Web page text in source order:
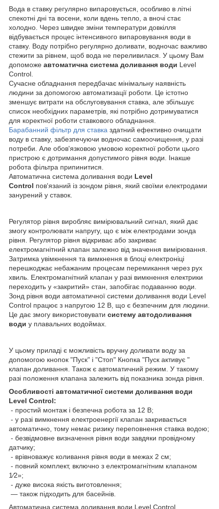
Вода в ставку регулярно випаровується, особливо в літні
спекотні дні та восени, коли вдень тепло, а вночі стає
холодно. Через швидке зміни температури довкілля
відбувається процес інтенсивного випаровування води в
ставку. Воду потрібно регулярно доливати, водночас важливо
стежити за рівнем, щоб вода не переливилася. У цьому Вам
допоможе автоматична система доливання води Level
Control.
Сучасне обладнання передбачає мінімальну наявність
людини за допомогою автоматизації роботи. Це істотно
зменшує витрати на обслуговування ставка, але збільшує
список необхідних параметрів, які потрібно дотримуватися
для коректної роботи ставкового обладнання.
Барабанний фільтр для ставка здатний ефективно очищати
воду в ставку, забезпечуючи водночас самоочищення, у разі
потреби. Але обов'язковою умовою коректної роботи цього
пристрою є дотримання допустимого рівня води. Інакше
робота фільтра припинитися.
Автоматична система доливання води Level
Control пов'язаний із зондом рівня, який своїми електродами
занурений у ставок.
Регулятор рівня виробляє вимірювальний сигнал, який дає
змогу контролювати напругу, що є між електродами зонда
рівня. Регулятор рівня відкриває або закриває
електромагнітний клапан залежно від значення вимірювання.
Затримка увімкнення та вимкнення в блоці електроніці
перешкоджає небажаним процесам перемикання через рух
хвиль. Електромагнітний клапан у разі вимкнення електрики
переходить у «закритий» стан, запобігає подаванню води.
Зонд рівня води автоматичної системи доливання води Level
Control працює з напругою 12 В, що є безпечним для людини.
Це дає змогу використовувати систему автодоливання
води у плавальних водоймах.
У цьому приладі є можливість вручну доливати воду за
допомогою кнопок "Пуск" і "Стоп" Кнопка "Пуск активує "
клапан доливання. Також є автоматичний режим. У такому
разі положення клапана залежить від показника зонда рівня.
Особливості автоматичної системи доливання води
Level Control:
- простий монтаж і безпечна робота за 12 В;
- у разі вимкнення електроенергії клапан закривається
автоматично, тому немає ризику переповнення ставка водою;
- безвідмовне визначення рівня води завдяки провідному
датчику;
- врівноважує коливання рівня води в межах 2 см;
- повний комплект, включно з електромагнітним клапаном
1⁄2»;
- дуже висока якість виготовлення;
— також підходить для басейнів.
Автоматична система доливання води Level Control